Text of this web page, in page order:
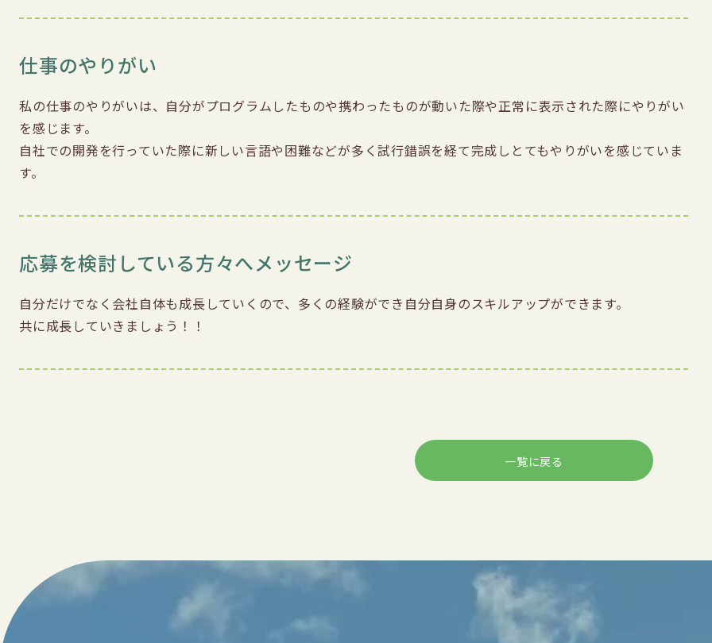
仕事のやりがい
私の仕事のやりがいは、自分がプログラムしたものや携わったものが動いた際や正常に表示された際にやりがい
を感じます。
自社での開発を行っていた際に新しい言語や困難などが多く試行錯誤を経て完成しとてもやりがいを感じていま
応募を検討している方々へメッセージ
自分だけでなく会社自体も成長していくので、多くの経験ができ自分自身のスキルアップができます。
共に成長していきましょう！！
一覧に戻る